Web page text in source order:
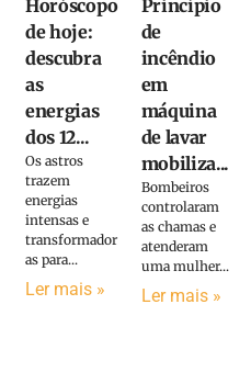
Horóscopo
de hoje:
descubra
as
energias
dos 12...
Os astros
trazem
energias
intensas e
transformador
as para...
Ler mais »
Princípio
de
incêndio
em
máquina
de lavar
mobiliza...
Bombeiros
controlaram
as chamas e
atenderam
uma mulher...
Ler mais »